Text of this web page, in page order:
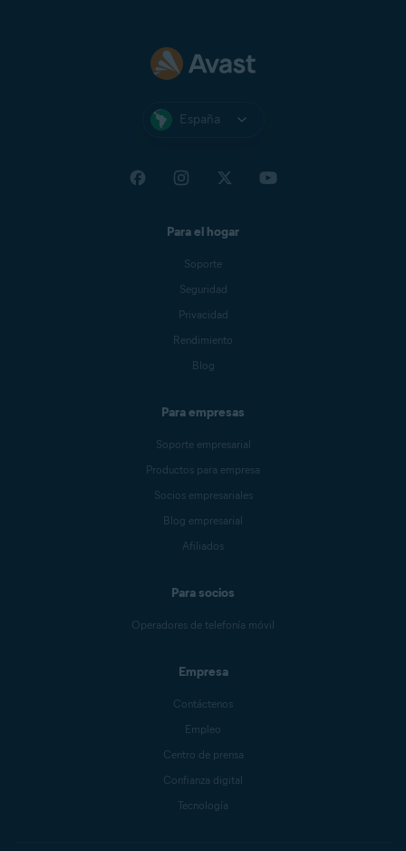
España
Para el hogar
Soporte
Seguridad
Privacidad
Rendimiento
Blog
Para empresas
Soporte empresarial
Productos para empresa
Socios empresariales
Blog empresarial
Afiliados
Para socios
Operadores de telefonía móvil
Empresa
Contáctenos
Empleo
Centro de prensa
Confianza digital
Tecnología